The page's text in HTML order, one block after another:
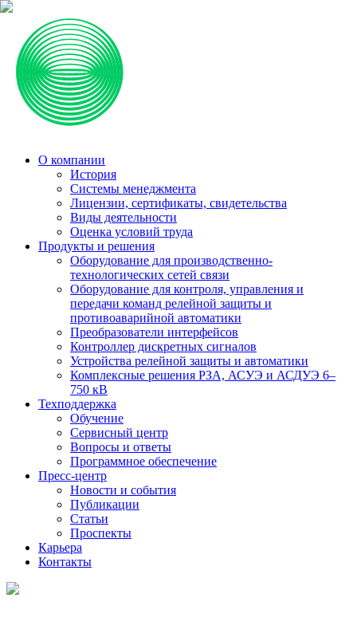
О компании
История
Системы менеджмента
Лицензии, сертификаты, свидетельства
Виды деятельности
Оценка условий труда
Продукты и решения
Оборудование для производственно-
технологических сетей связи
Оборудование для контроля, управления и
передачи команд релейной защиты и
противоаварийной автоматики
Преобразователи интерфейсов
Контроллер дискретных сигналов
Устройства релейной защиты и автоматики
Комплексные решения РЗА, АСУЭ и АСДУЭ 6–
750 кВ
Техподдержка
Обучение
Сервисный центр
Вопросы и ответы
Программное обеспечение
Пресс-центр
Новости и события
Публикации
Статьи
Проспекты
Карьера
Контакты